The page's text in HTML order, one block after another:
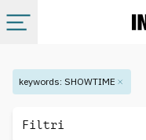
Categorie
keywords: SHOWTIME
Filtri